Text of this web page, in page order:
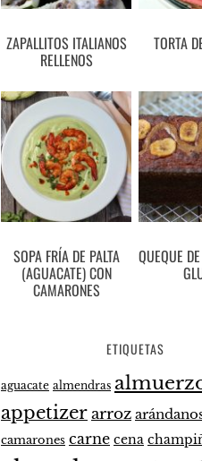
ZAPALLITOS ITALIANOS
RELLENOS
TORTA
SOPA FRÍA DE PALTA
(AGUACATE) CON
CAMARONES
QUEQUE
ETIQUETAS
aguacate almendras
appetizerarroz
camarones carne cena